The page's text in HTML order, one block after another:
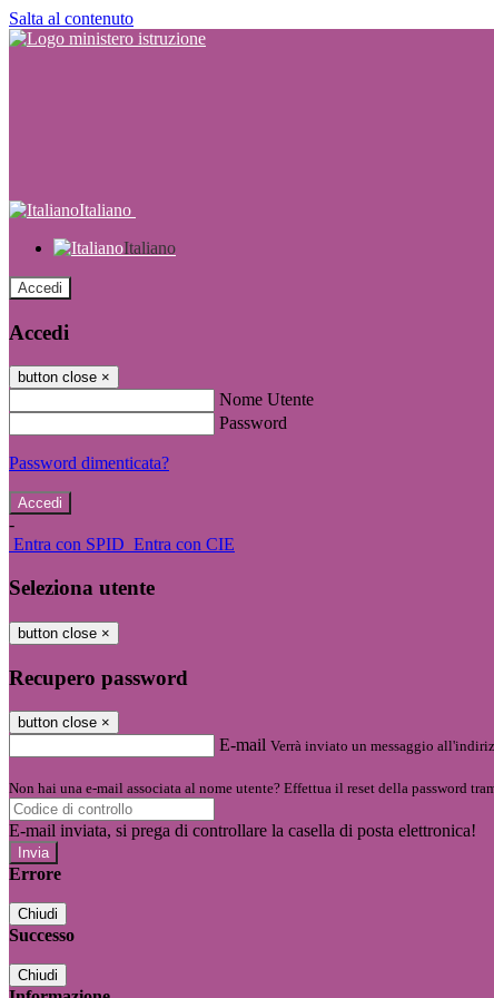
Salta al contenuto
Italiano
Italiano
Accedi
Accedi
button close ×
Nome Utente
Password
Password dimenticata?
-
Entra con SPID Entra con CIE
Seleziona utente
button close ×
Recupero password
button close ×
E-mail Verrà inviato un messaggio
Non hai una e-mail associata al nome utente? Effettua il reset della password
E-mail inviata, si prega di controllare la casella di posta elettronica!
Errore
Chiudi
Successo
Chiudi